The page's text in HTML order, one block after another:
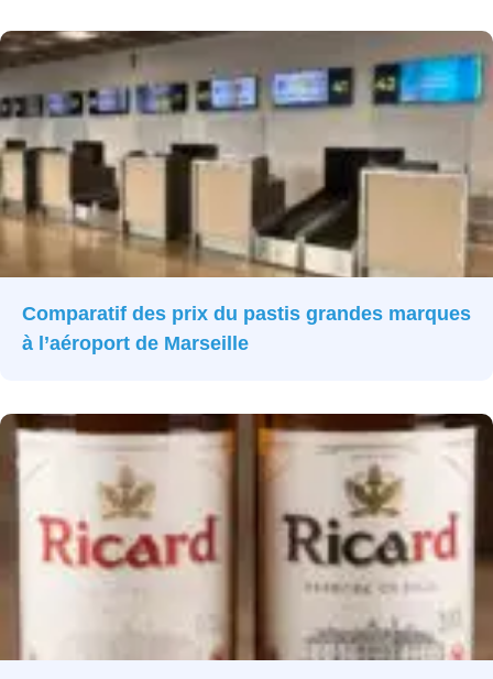
Comparatif des prix du pastis grandes marques
à l’aéroport de Marseille